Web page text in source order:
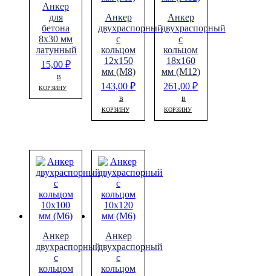
Анкер
для
бетона
8х30 мм
латунный
15,00 ₽
В
КОРЗИНУ
Анкер
двухраспорный
с
кольцом
12х150
мм (М8)
143,00₽
В
КОРЗИНУ
Анкер
двухраспорный
с
кольцом
18х160
мм (М12)
261,00₽
В
КОРЗИНУ
Анкер
двухраспорный
с
кольцом
Анкер
двухраспорный
с
кольцом